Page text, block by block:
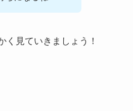
く見ていきましょう！